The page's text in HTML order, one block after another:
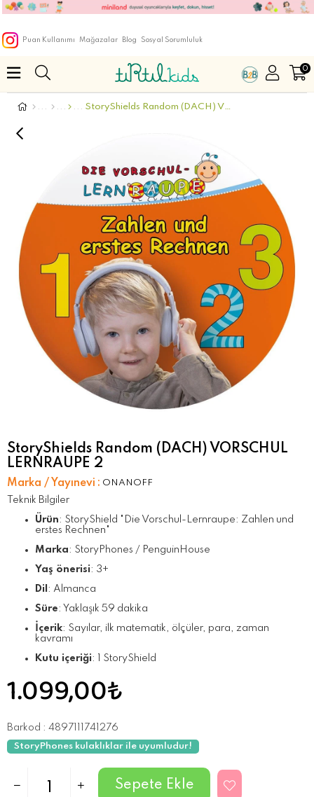
Puan Kullanımı Mağazalar Blog Sosyal Sorumluluk
0
StoryShields Random (DACH) VORSCHUL LERNRAUPE 2
StoryShields Random (DACH) VORSCHUL
LERNRAUPE 2
Marka / Yayınevi : ONANOFF
Teknik Bilgiler
Ürün: StoryShield "Die Vorschul-Lernraupe: Zahlen und
erstes Rechnen"
Marka: StoryPhones / PenguinHouse
Yaş önerisi: 3+
Dil : Almanca
Süre: Yaklaşık 59 dakika
İçerik: Sayılar, ilk matematik, ölçüler, para, zaman
kavramı
Kutu içeriği: 1 StoryShield
1.099,00₺
Barkod : 4897111741276
StoryPhones kulaklıklar ile uyumludur!